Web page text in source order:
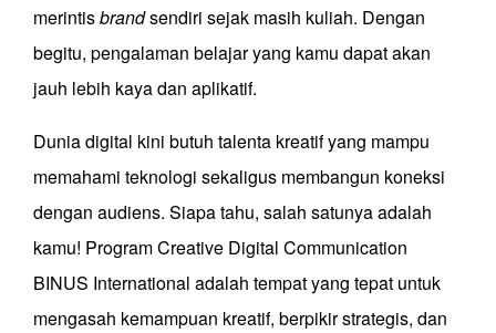
merintisbrandsendiri sejak masih kuliah. Dengan
begitu, pengalaman belajar yang kamu dapat akan
jauh lebih kaya dan aplikatif.
Dunia digital kini butuh talenta kreatif yang mampu
memahami teknologi sekaligus membangun koneksi
dengan audiens. Siapa tahu, salah satunya adalah
kamu! Program Creative Digital Communication
BINUS International adalah tempat yang tepat untuk
mengasah kemampuan kreatif, berpikir strategis, dan